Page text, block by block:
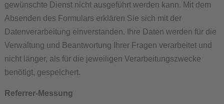
gewünschte Dienst nicht ausgeführt werden kann. Mit dem
Absenden des Formulars erklären Sie sich mit der
Datenverarbeitung einverstanden. Ihre Daten werden für die
Verwaltung und Beantwortung Ihrer Fragen verarbeitet und
nicht länger, als für die jeweiligen Verarbeitungszwecke
benötigt, gespeichert.
Referrer-Messung